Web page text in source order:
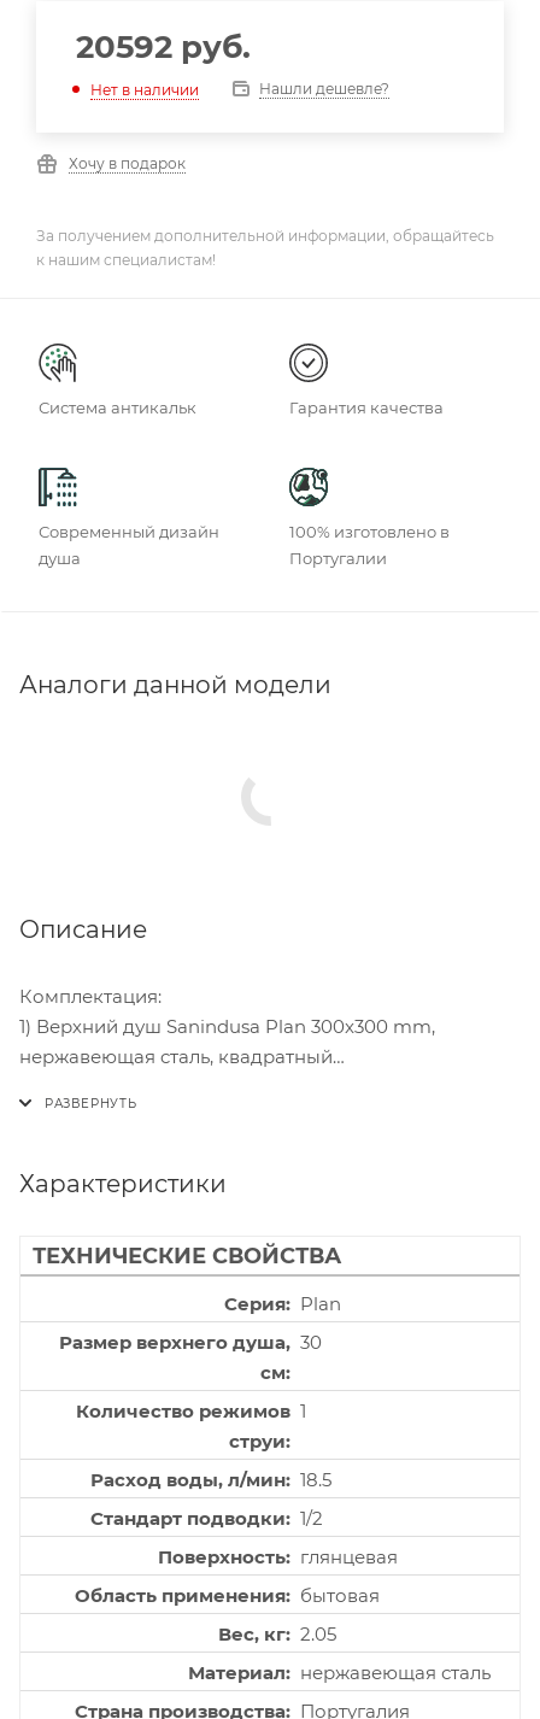
20592 руб.
Нет в наличии Нашли дешевле?
Хочу в подарок
За получением дополнительной информации, обращайтесь
к нашим специалистам!
Система антикальк Гарантия качества
Современный дизайн
душа
100% изготовлено в
Португалии
Аналоги данной модели
Описание
Комплектация:
1) Верхний душ Sanindusa Plan 300x300 mm,
нержавеющая cталь, квадратный
Характеристики
ТЕХНИЧЕСКИЕ СВОЙСТВА
Серия
Plan
Размер верхнего душа,
см
30
Количество режимов
струи
1
Расход воды, л/мин
18.5
Стандарт подводки
1/2
Поверхность
глянцевая
Область применения
бытовая
Вес, кг
2.05
Материал
нержавеющая сталь
Страна производства
Португалия